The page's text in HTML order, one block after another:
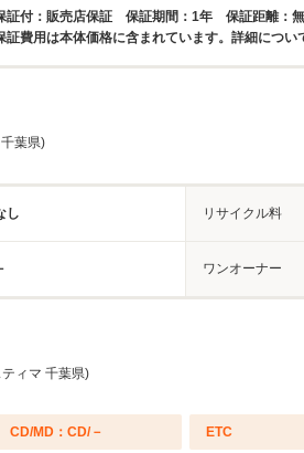
証付：販売店保証 保証期間：1年 保証距離：
証費用は本体価格に含まれています。詳細につい
葉県)
し リサイクル料
ワンオーナー
ィマ 千葉県)
CD/MD：CD/－ ETC